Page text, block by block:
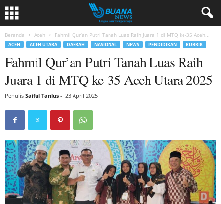
Beranda Aceh Fahmil Qur’an Putri Tanah Luas Raih Juara 1 di MTQ ke-35 Aceh...
ACEH ACEH UTARA DAERAH NASIONAL NEWS PENDIDIKAN RUBRIK
Fahmil Qur’an Putri Tanah Luas Raih
Juara 1 di MTQ ke-35 Aceh Utara 2025
Penulis Saiful Tanlus - 23 April 2025